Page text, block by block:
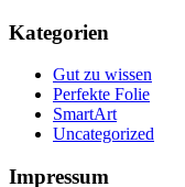
Kategorien
Gut zu wissen
Perfekte Folie
SmartArt
Uncategorized
Impressum